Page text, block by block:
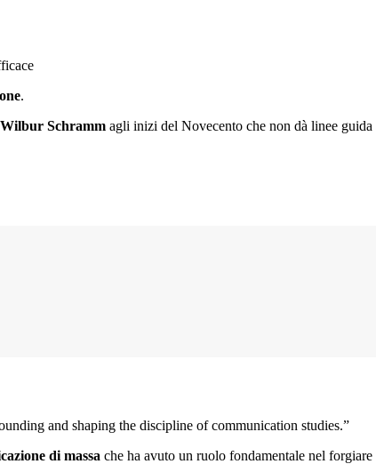
.
Wilbur Schramm agli inizi del Novecento che non dà linee guida
and shaping the discipline of communication studies.”
di massa che ha avuto un ruolo fondamentale nel